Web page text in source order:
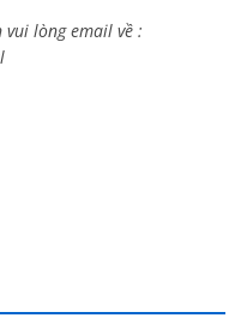
vui lòng email về :